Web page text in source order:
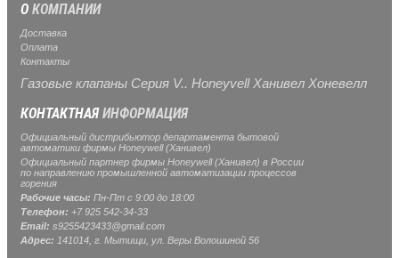
О КОМПАНИИ
Доставка
Оплата
Контакты
Газовые клапаны Серия V.. Honeyvell Ханивел Хоневелл
КОНТАКТНАЯИНФОРМАЦИЯ
Официальный дистрибьютор департамента бытовой
автоматики фирмы Honeywell (Ханивел)
Официальный партнер фирмы Honeywell (Ханивел) в России
по направлению промышленной автоматизации процессов
горения
Рабочие часы: Пн-Пт с 9:00 до 18:00
Телефон: +7 925 542-34-33
Email: s9255423433@gmail.com
Адрес: 141014, г. Мытищи , ул. Веры Волошиной 56